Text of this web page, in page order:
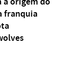
franquia